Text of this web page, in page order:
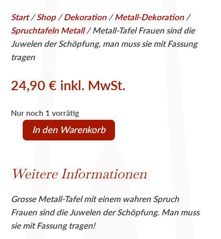
Start/Shop/Dekoration /Metall-Dekoration /
Spruchtafeln Metall/ Metall-Tafel Frauen sind die
Juwelen der Schöpfung, man muss sie mit Fassung
tragen
24,90€ inkl. MwSt.
Nur noch 1 vorrätig
Metall-
sind
Juwelen
der
Schöpfung,
In den Warenkorb
Weitere Informationen
Grosse Metall-Tafel mit einem wahren Spruch
Frauen sind die Juwelen der Schöpfung. Man muss
sie mit Fassung tragen!